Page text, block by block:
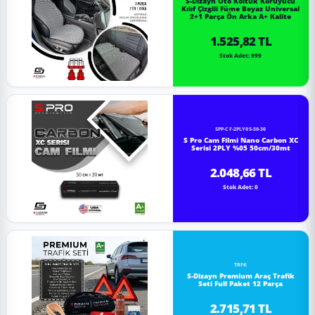
Kılıf Çizgili Füme Beyaz Universal
2+1 Parça Ön Arka A+ Kalite
1.525,82 TL
Stok Adet: 999
SPP-CF-2PLY05-50-30
S Pro Cam Filmi Nano Carbon XC
Serisi 2PLY %05 50cm/30mt
2.048,66 TL
Stok Adet: 0
TRFK
S-Dizayn Premium Araç Trafik
Seti Full Paket 12 Parça
2.715,71 TL